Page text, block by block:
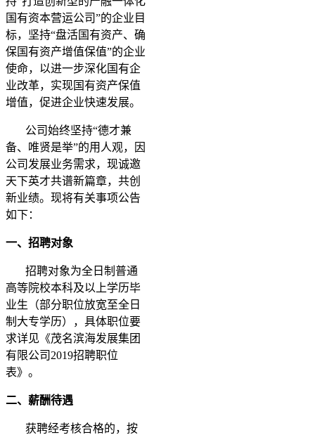
国有资本营运公司”的企业目
标，坚持“盘活国有资产、确
保国有资产增值保值”的企业
使命，以进一步深化国有企
业改革，实现国有资产保值
增值，促进企业快速发展。
公司始终坚持“德才兼
备、唯贤是举”的用人观，因
公司发展业务需求，现诚邀
天下英才共谱新篇章，共创
新业绩。现将有关事项公告
如下：
一、招聘对象
招聘对象为全日制普通
高等院校本科及以上学历毕
业生（部分职位放宽至全日
制大专学历），具体职位要
求详见《茂名滨海发展集团
有限公司2019招聘职位
表》。
二、薪酬待遇
获聘经考核合格的，按